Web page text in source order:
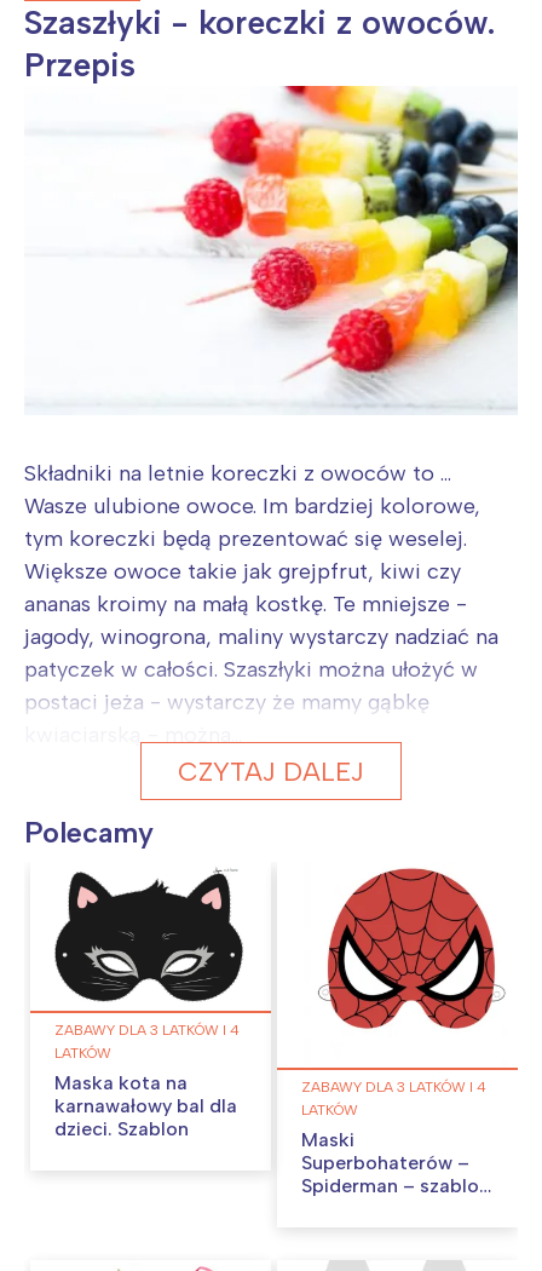
Szaszłyki - koreczki z owoców.
Przepis
Składniki na letnie koreczki z owoców to ...
Wasze ulubione owoce. Im bardziej kolorowe,
tym koreczki będą prezentować się weselej.
Większe owoce takie jak grejpfrut, kiwi czy
ananas kroimy na małą kostkę. Te mniejsze -
jagody, winogrona, maliny wystarczy nadziać na
patyczek w całości. Szaszłyki można ułożyć w
postaci jeża - wystarczy że mamy gąbkę
CZYTAJ DALEJ
Polecamy
ZABAWY DLA 3 LATKÓW I 4
LATKÓW
Maska kota na
karnawałowy bal dla
dzieci. Szablon
ZABAWY DLA 3 LATKÓW I 4
LATKÓW
Maski
Superbohaterów –
Spiderman – szablon